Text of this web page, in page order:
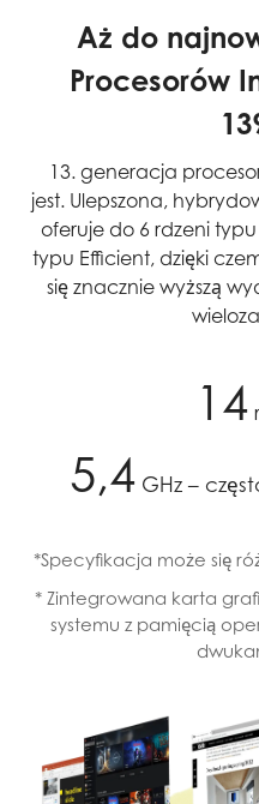
Aż do
Procesorów
13. generacja
jest. Ulepszona,
oferuje do 6 rdzeni
typu Efficient, dzięki
się znacznie wyższą
14
5,4GHz –
*Specyfikacja może się
* Zintegrowana karta
systemu z pamięcią